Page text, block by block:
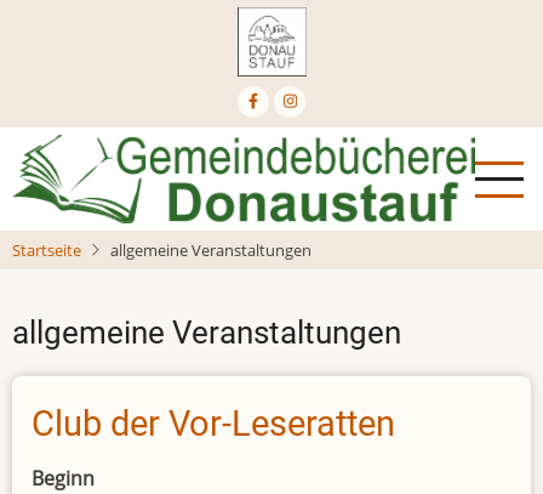
Startseite allgemeine Veranstaltungen
allgemeine Veranstaltungen
Club der Vor-Leseratten
Beginn